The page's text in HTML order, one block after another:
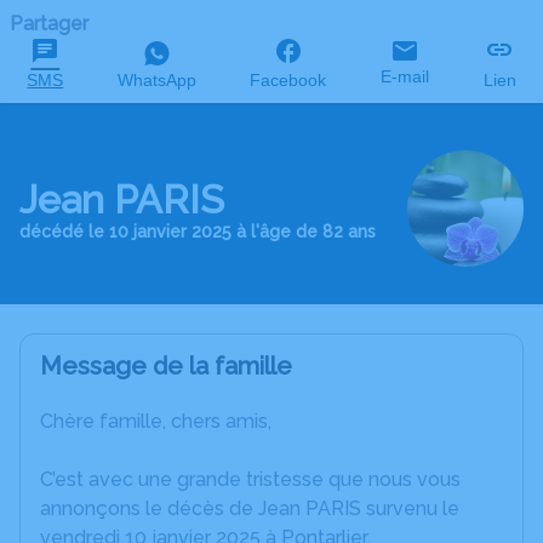
Partager
SMS WhatsApp Facebook E-mail Lien
Jean PARIS
décédé le 10 janvier 2025 à l'âge de 82 ans
Message de la famille
Chère famille, chers amis,
C’est avec une grande tristesse que nous vous
annonçons le décès de Jean PARIS survenu le
vendredi 10 janvier 2025 à Pontarlier.